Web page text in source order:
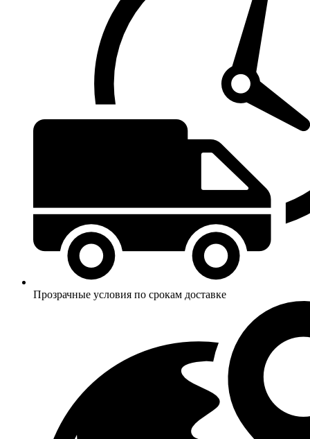
Прозрачные условия по срокам доставке